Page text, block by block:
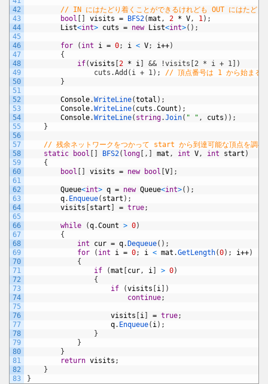
42
43
44
45
46
47
48
49
50
51
52
53
54
55
56
57
58
59
60
61
62
63
64
65
66
67
68
69
70
71
72
73
74
75
76
77
78
79
80
81
82
83
// IN にはたどり着くことができるけれども OUT にはたどり
bool
visits = BFS2(mat , 2 * V, 1) ;
List<int> cuts = new List<int>( ) ;
for ( int i = 0; i < V; i++)
{
if(visits 2 * i
&& !visits[2 * i + 1])
cuts.Add(i + 1);
// 頂点番号は 1 から始まる
}
Console.WriteLine(total ) ;
Console.WriteLine( cuts .Count ) ;
Console.WriteLine( string.Join( " " , cuts ) ) ;
}
// 残余ネットワークをつかって start から到達可能な頂点を調べ
static
bool BFS2( long , mat , int V, int start )
{
bool
visits = new bool V ;
Queue<int> q = new Queue<int>( ) ;
q. Enqueue( start ) ;
visits
start = true;
while (q.Count > 0)
{
int
cur = q. Dequeue( ) ;
for
( int i = 0; i < mat .GetLength(0) ; i++)
{
if
(mat cur, i > 0)
{
if
(visits i
)
continue;
visits i = true;
q. Enqueue( i) ;
}
}
}
return visits ;
}
}